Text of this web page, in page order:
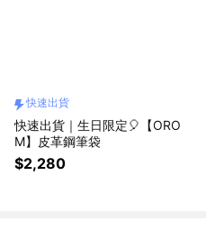
快速出貨
快速出貨｜生日限定🎈【ORO
M】皮革鋼筆袋
$2,280